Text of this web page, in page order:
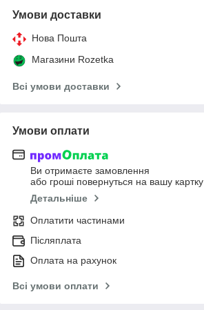
Умови доставки
Нова Пошта
Магазини Rozetka
Всі умови доставки
Умови оплати
Ви отримаєте замовлення
або гроші повернуться на вашу картку
Детальніше
Оплатити частинами
Післяплата
Оплата на рахунок
Всі умови оплати